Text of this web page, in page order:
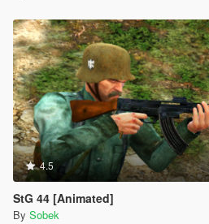
4.5
StG 44 [Animated]
By Sobek